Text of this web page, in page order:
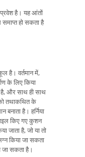
प्रवेश है। यह आंतों
हो सकता है
है। वर्तमान में,
के लिए किया
और साथ ही साथ
तथाकथित के
बनाता है। हर्निया
किए गए कुशन
जाता है, जो या तो
किया जा सकता
जा सकता है।